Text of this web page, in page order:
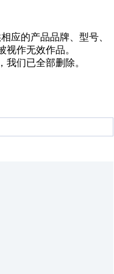
应的产品品牌、型号、
作无效作品。
们已全部删除。